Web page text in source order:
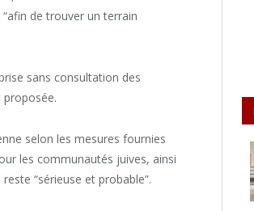
de trouver un terrain
sans consultation des
proposée.
selon les mesures fournies
les communautés juives, ainsi
“sérieuse et probable”.